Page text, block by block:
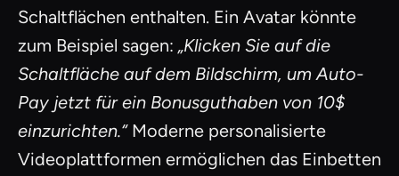
Schaltflächen enthalten. Ein Avatar könnte
zum Beispiel sagen: „Klicken Sie auf die
Schaltfläche auf dem Bildschirm, um Auto-
Pay jetzt für ein Bonusguthaben von 10$
einzurichten.“Moderne personalisierte
Videoplattformen ermöglichen das Einbetten